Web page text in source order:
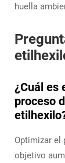
huella
¿Cuál es
proceso
Optimizar el
objetivo